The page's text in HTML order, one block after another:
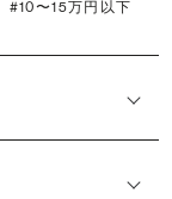
#10〜15万円以下